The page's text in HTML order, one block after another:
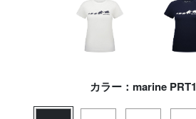
カラー：marine PRT1